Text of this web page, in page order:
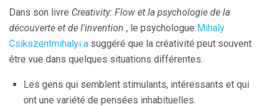
Dans son livre Creativity: Flow et la psychologie de la
découverte et de l'invention , le psychologue Mihaly
Csikszentmihalyi a suggéré que la créativité peut souvent
être vue dans quelques situations différentes.
Les gens qui semblent stimulants, intéressants et qui
ont une variété de pensées inhabituelles.